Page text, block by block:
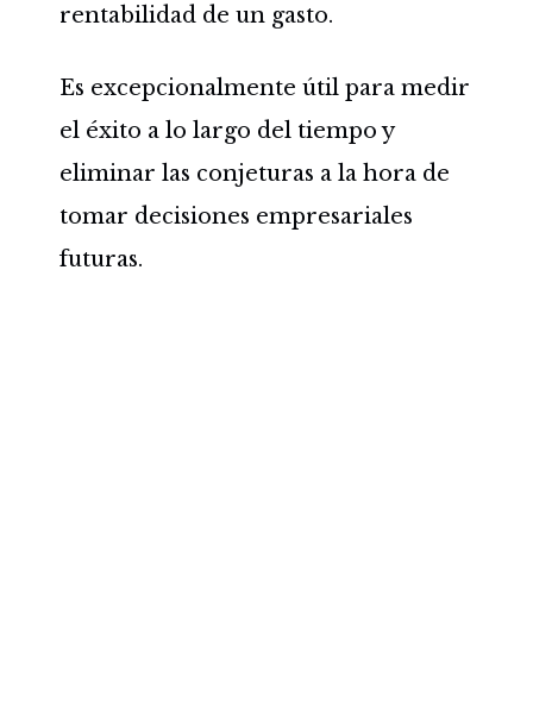
rentabilidad de un gasto.
Es excepcionalmente útil para medir
el éxito a lo largo del tiempo y
eliminar las conjeturas a la hora de
tomar decisiones empresariales
futuras.